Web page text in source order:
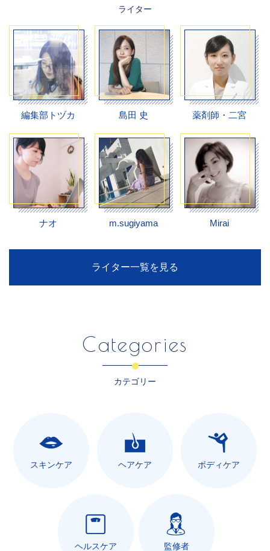
ライター
編集部トヅカ 島田 史 薬剤師・二宮
ナオ m.sugiyama Mirai
ライター一覧を見る
Categories
カテゴリー
スキンケア ヘアケア ボディケア
ヘルスケア 監修者